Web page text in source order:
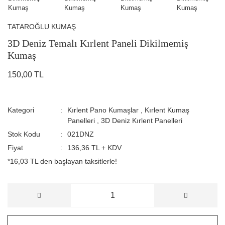
TATAROĞLU KUMAŞ
3D Deniz Temalı Kırlent Paneli Dikilmemiş
Kumaş
150,00 TL
Kategori Kırlent Pano Kumaşlar
Kırlent Kumaş
Panelleri
3D Deniz Kırlent Panelleri
Stok Kodu
021DNZ
Fiyat
136,36 TL + KDV
*16,03 TL den başlayan taksitlerle!